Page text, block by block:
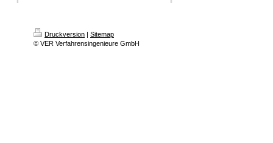
Druckversion | Sitemap
© VER Verfahrensingenieure GmbH